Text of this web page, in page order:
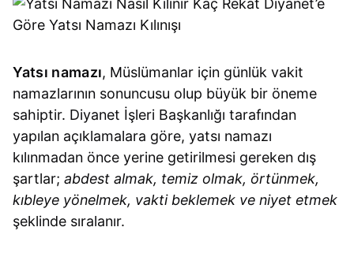
Yatsı namazı, Müslümanlar için günlük vakit
namazlarının sonuncusu olup büyük bir öneme
sahiptir. Diyanet İşleri Başkanlığı tarafından
yapılan açıklamalara göre, yatsı namazı
kılınmadan önce yerine getirilmesi gereken dış
şartlar;abdest almak, temiz olmak, örtünmek,
kıbleye yönelmek, vakti beklemek ve niyet etmek
şeklinde sıralanır.